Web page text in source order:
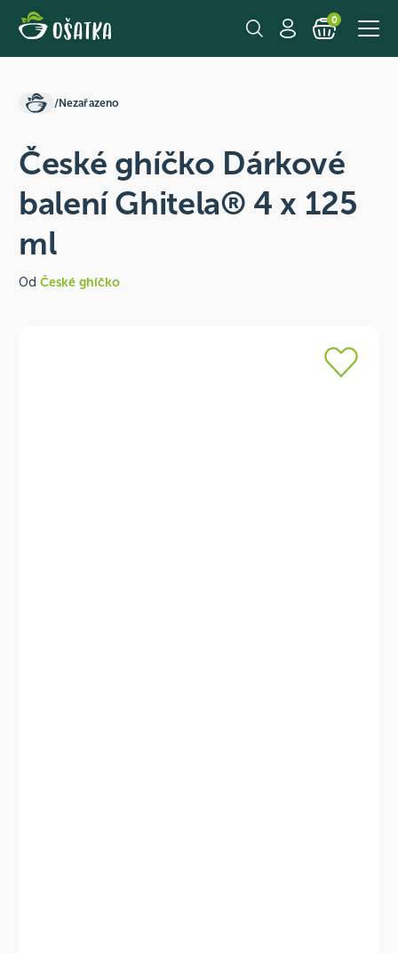
0
/Nezařazeno
České ghíčko Dárkové
balení Ghitela® 4 x 125
ml
Od České ghíčko